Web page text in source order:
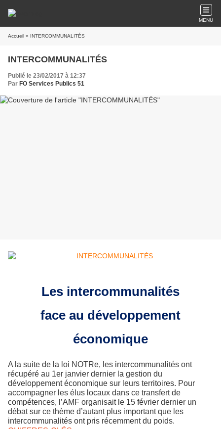
MENU
Accueil » INTERCOMMUNALITÉS
INTERCOMMUNALITÉS
Publié le 23/02/2017 à 12:37
Par FO Services Publics 51
Les intercommunalités
face au développement
économique
A la suite de la loi NOTRe, les intercommunalités ont
récupéré au 1er janvier dernier la gestion du
développement économique sur leurs territoires. Pour
accompagner les élus locaux dans ce transfert de
compétences, l’AMF organisait le 15 février dernier un
débat sur ce thème d’autant plus important que les
intercommunalités ont pris récemment du poids.